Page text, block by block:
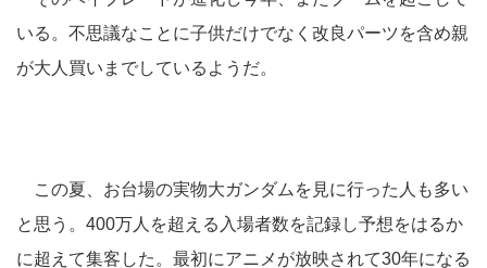
いる。不思議なことに子供だけでなく改良パーツを含め親
が大人買いまでしているようだ。
この夏、お台場の実物大ガンダムを見に行った人も多い
と思う。400万人を超える入場者数を記録し予想をはるか
に超えて集客した。最初にアニメが放映されて30年になる